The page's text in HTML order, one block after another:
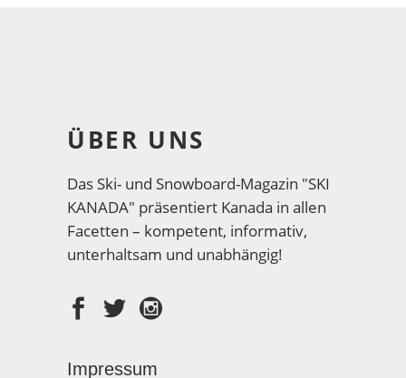
ÜBER UNS
Das Ski- und Snowboard-Magazin "SKI
KANADA" präsentiert Kanada in allen
Facetten – kompetent, informativ,
unterhaltsam und unabhängig!
Impressum